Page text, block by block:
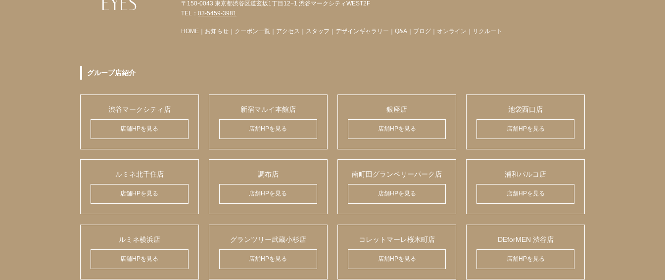
〒150-0043 東京都渋谷区道玄坂1丁目12−1 渋谷マークシティWEST2F
TEL： 03-5459-3981
HOME お知らせ クーポン一覧 アクセス スタッフ デザインギャラリー Q&A ブログ オンライン リクルート
グループ店紹介
渋谷マークシティ店
店舗HPを見る
新宿マルイ本館店
店舗HPを見る
銀座店
店舗HPを見る
池袋西口店
店舗HPを見る
ルミネ北千住店
店舗HPを見る
調布店
店舗HPを見る
南町田グランベリーパーク店
店舗HPを見る
浦和パルコ店
店舗HPを見る
ルミネ横浜店
店舗HPを見る
グランツリー武蔵小杉店
店舗HPを見る
コレットマーレ桜木町店
店舗HPを見る
DEforMEN 渋谷店
店舗HPを見る